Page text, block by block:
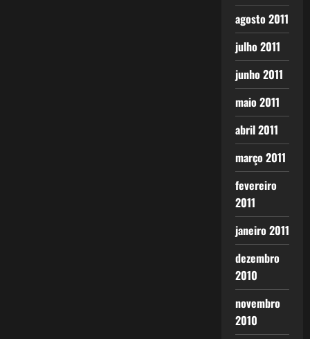
agosto 2011
julho 2011
junho 2011
maio 2011
abril 2011
março 2011
fevereiro
2011
janeiro 2011
dezembro
2010
novembro
2010